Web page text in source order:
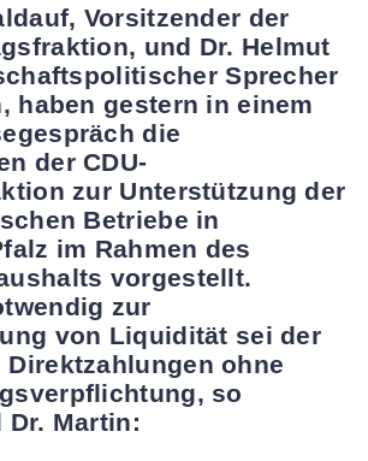
Vorsitzender der
und Dr. Helmut
Sprecher
haben gestern in einem
die
der CDU-
zur Unterstützung der
Betriebe in
im Rahmen des
vorgestellt.
zur
von Liquidität sei der
Direktzahlungen ohne
so
Dr. Martin: